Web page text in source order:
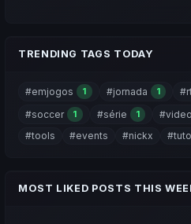
comunidad 🛠️. Si quieres
https://elrincondeldt.com/sv-
TRENDING TAGS TODAY
#emjogos 1 #jornada 1
#soccer 1 #série 1 #video
#tools
#events #nickx
MOST LIKED POSTS THIS